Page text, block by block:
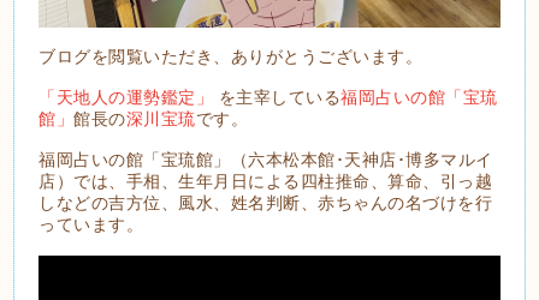
ブログを閲覧いただき、ありがとうございます。
「天地人の運勢鑑定」 を主宰している福岡占いの館「宝琉
館」館長の深川宝琉です。
福岡占いの館「宝琉館」（六本松本館･天神店･博多マルイ
店）では、手相、生年月日による四柱推命、算命、引っ越
しなどの吉方位、風水、姓名判断、赤ちゃんの名づけを行
っています。